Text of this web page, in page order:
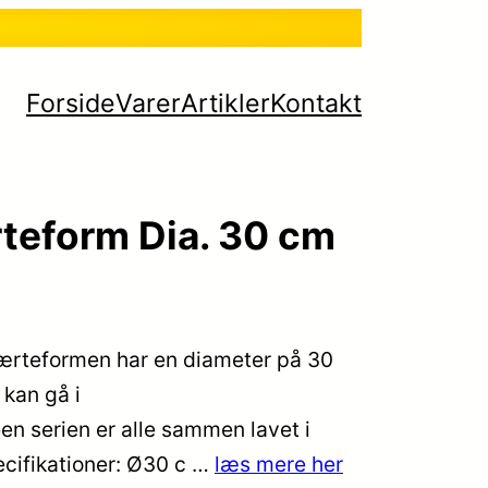
ForsideVarerArtiklerKontakt
Dia. 30 cm
har en diameter på 30
gå i
serien er alle sammen lavet i
Ø30 c … læs mere her